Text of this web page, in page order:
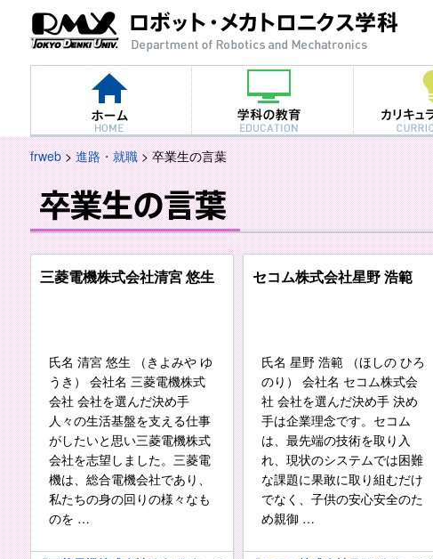
frweb>進路・就職>卒業生の言葉
三菱電機株式会社清宮 悠生
氏名 清宮 悠生 （きよみや ゆ
うき） 会社名 三菱電機株式
会社 会社を選んだ決め手
人々の生活基盤を支える仕事
がしたいと思い三菱電機株式
会社を志望しました。三菱電
機は、総合電機会社であり、
私たちの身の回りの様々なも
のを …
セコム株式会社星野 浩範
氏名 星野 浩範 （ほしの ひろ
のり） 会社名 セコム株式会
社 会社を選んだ決め手 決め
手は企業理念です。セコム
は、最先端の技術を取り入
れ、現状のシステムでは困難
な課題に果敢に取り組むだけ
でなく、子供の安心安全のた
め親御 …